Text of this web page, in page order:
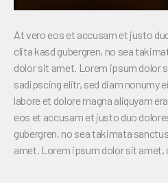
At vero eos et accusam et justo
clita kasd gubergren, no sea
dolor sit amet. Lorem ipsum dolor
sadipscing elitr, sed diam nonumy
labore et dolore magna aliquyam
eos et accusam et justo duo
gubergren, no sea takimata
amet. Lorem ipsum dolor sit